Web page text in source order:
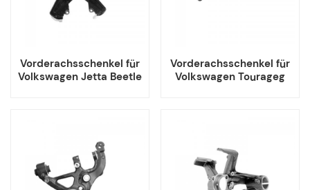
Vorderachsschenkel für
Volkswagen Jetta Beetle
Vorderachsschenkel für
Volkswagen Tourageg